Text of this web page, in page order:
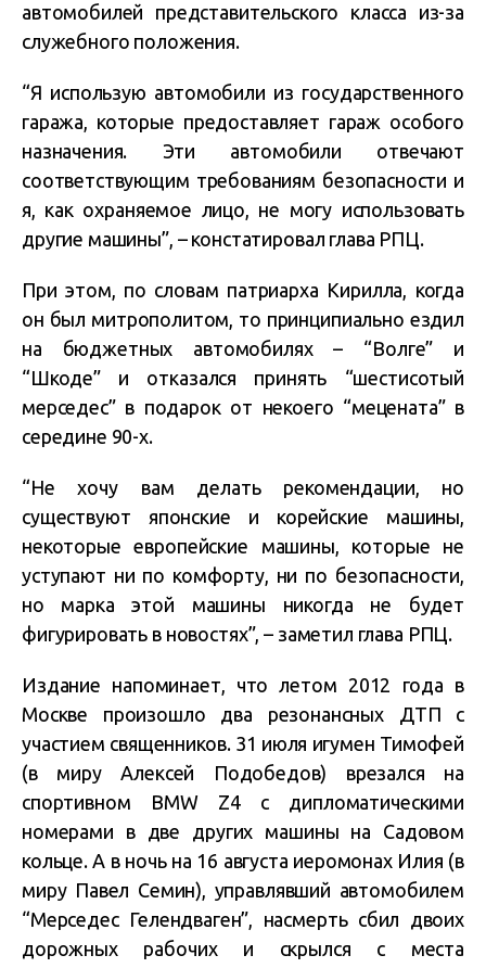
автомобилей представительского класса из-за
служебного положения.
“Я использую автомобили из государственного
гаража, которые предоставляет гараж особого
назначения. Эти автомобили отвечают
соответствующим требованиям безопасности и
я, как охраняемое лицо, не могу использовать
другие машины”, – констатировал глава РПЦ.
При этом, по словам патриарха Кирилла, когда
он был митрополитом, то принципиально ездил
на бюджетных автомобилях – “Волге” и
“Шкоде” и отказался принять “шестисотый
мерседес” в подарок от некоего “мецената” в
середине 90-х.
“Не хочу вам делать рекомендации, но
существуют японские и корейские машины,
некоторые европейские машины, которые не
уступают ни по комфорту, ни по безопасности,
но марка этой машины никогда не будет
фигурировать в новостях”, – заметил глава РПЦ.
Издание напоминает, что летом 2012 года в
Москве произошло два резонансных ДТП с
участием священников. 31 июля игумен Тимофей
(в миру Алексей Подобедов) врезался на
спортивном BMW Z4 с дипломатическими
номерами в две других машины на Садовом
кольце. А в ночь на 16 августа иеромонах Илия (в
миру Павел Семин), управлявший автомобилем
“Мерседес Гелендваген”, насмерть сбил двоих
дорожных рабочих и скрылся с места